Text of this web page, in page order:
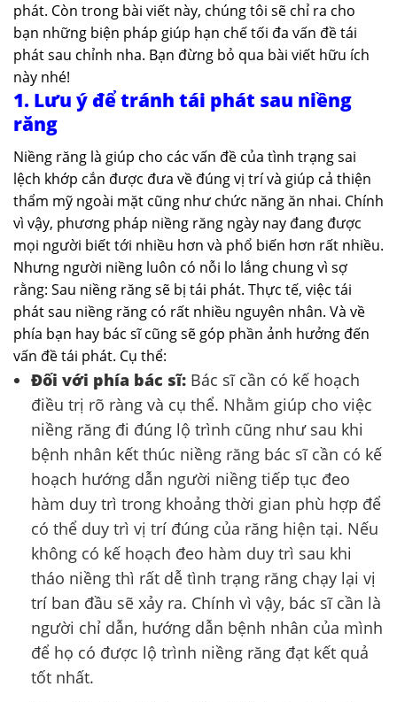
phát. Còn trong bài viết này, chúng tôi sẽ chỉ ra cho
bạn những biện pháp giúp hạn chế tối đa vấn đề tái
phát sau chỉnh nha. Bạn đừng bỏ qua bài viết hữu ích
này nhé!
1. Lưu ý để tránh tái phát sau niềng
răng
Niềng răng là giúp cho các vấn đề của tình trạng sai
lệch khớp cắn được đưa về đúng vị trí và giúp cả thiện
thẩm mỹ ngoài mặt cũng như chức năng ăn nhai. Chính
vì vậy, phương pháp niềng răng ngày nay đang được
mọi người biết tới nhiều hơn và phổ biến hơn rất nhiều.
Nhưng người niềng luôn có nỗi lo lắng chung vì sợ
rằng: Sau niềng răng sẽ bị tái phát. Thực tế, việc tái
phát sau niềng răng có rất nhiều nguyên nhân. Và về
phía bạn hay bác sĩ cũng sẽ góp phần ảnh hưởng đến
vấn đề tái phát. Cụ thể:
Đối với phía bác sĩ: Bác sĩ cần có kế hoạch
điều trị rõ ràng và cụ thể. Nhằm giúp cho việc
niềng răng đi đúng lộ trình cũng như sau khi
bệnh nhân kết thúc niềng răng bác sĩ cần có kế
hoạch hướng dẫn người niềng tiếp tục đeo
hàm duy trì trong khoảng thời gian phù hợp để
có thể duy trì vị trí đúng của răng hiện tại. Nếu
không có kế hoạch đeo hàm duy trì sau khi
tháo niềng thì rất dễ tình trạng răng chạy lại vị
trí ban đầu sẽ xảy ra. Chính vì vậy, bác sĩ cần là
người chỉ dẫn, hướng dẫn bệnh nhân của mình
để họ có được lộ trình niềng răng đạt kết quả
tốt nhất.